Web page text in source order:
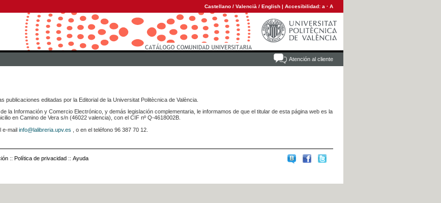
Castellano / Valencià / English | Accesibilidad: a · A
Atención al cliente
publicaciones editadas por la Editorial de la Universitat Politècnica de València.
la Información y Comercio Electrónico, y demás legislación complementaria, le informamos de que el titular de esta página web es la
en Camino de Vera s/n (46022 valencia), con el CIF nº Q-4618002B.
e-mail info@lalibreria.upv.es , o en el teléfono 96 387 70 12.
:: Política de privacidad :: Ayuda